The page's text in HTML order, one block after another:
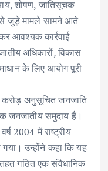
शोषण, जातिसूचक
से जुड़े मामले सामने आते
आवश्यक कार्रवाई
अधिकारों, विकास
के लिए आयोग पूरी
अनुसूचित जनजाति
जनजातीय समुदाय हैं।
2004 में राष्ट्रीय
उन्होंने कहा कि यह
गठित एक संवैधानिक